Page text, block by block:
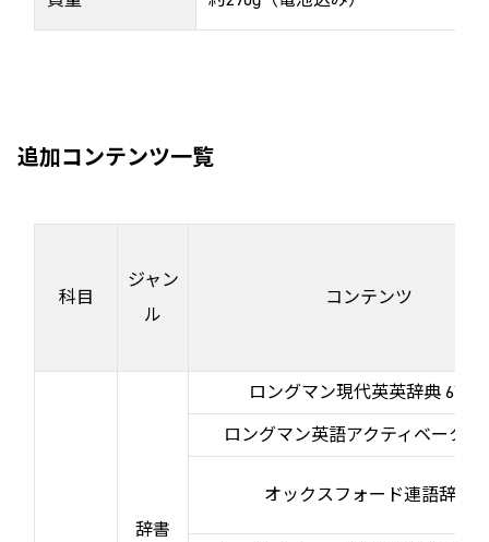
追加コンテンツ一覧
科目
ジャン
ル
コンテンツ
辞書
ロングマン現代英英辞典 6訂版
ロングマン英語アクティベータ
オックスフォード連語辞典